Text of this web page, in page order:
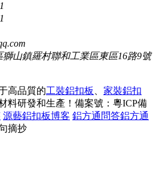
獅山鎮羅村聯和工業區東區16路9號
高品質的工裝鋁扣板 、 家裝鋁扣
料研發和生產！ 備案號：粵ICP備
源藝鋁扣板博客 鋁方通問答鋁方通
摘抄